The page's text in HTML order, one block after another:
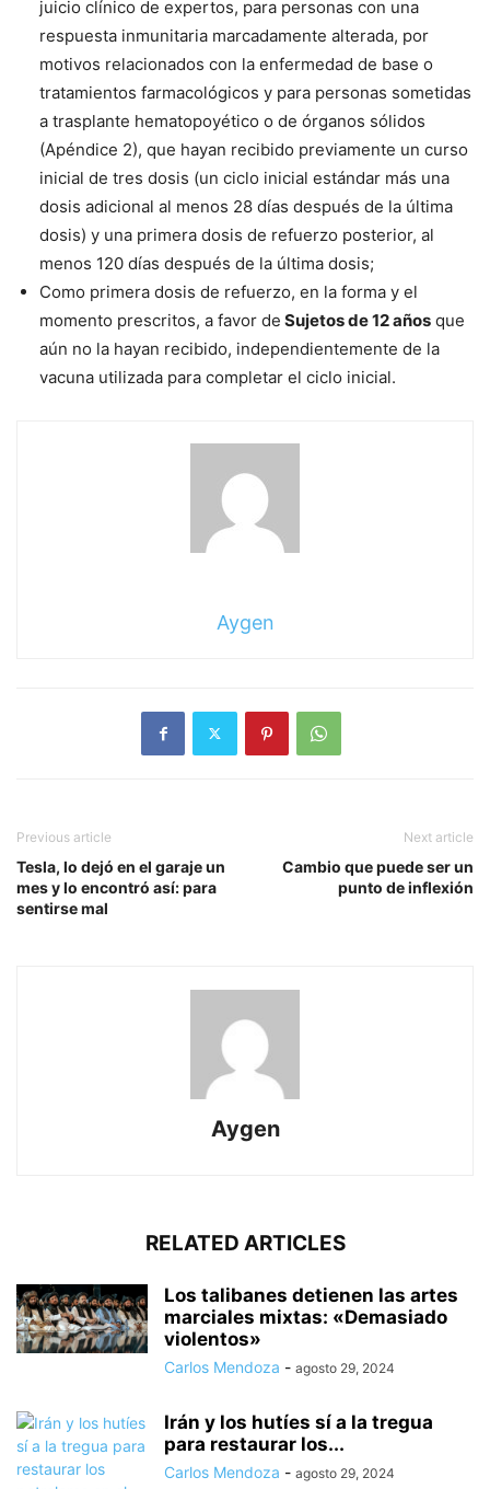
juicio clínico de expertos, para personas con una
respuesta inmunitaria marcadamente alterada, por
motivos relacionados con la enfermedad de base o
tratamientos farmacológicos y para personas sometidas
a trasplante hematopoyético o de órganos sólidos
(Apéndice 2), que hayan recibido previamente un curso
inicial de tres dosis (un ciclo inicial estándar más una
dosis adicional al menos 28 días después de la última
dosis) y una primera dosis de refuerzo posterior, al
menos 120 días después de la última dosis;
Como primera dosis de refuerzo, en la forma y el
momento prescritos, a favor de Sujetos de 12 años que
aún no la hayan recibido, independientemente de la
vacuna utilizada para completar el ciclo inicial.
Aygen
Previous article
Tesla, lo dejó en el garaje un
mes y lo encontró así: para
sentirse mal
Next article
Cambio que puede ser un
punto de inflexión
Aygen
RELATED ARTICLES
Los talibanes detienen las artes
marciales mixtas: «Demasiado
violentos»
Carlos Mendoza - agosto 29, 2024
Irán y los hutíes sí a la tregua
para restaurar los...
Carlos Mendoza - agosto 29, 2024